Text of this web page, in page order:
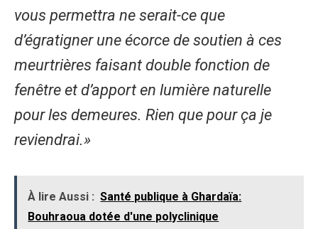
vous permettra ne serait-ce que
d’égratigner une écorce de soutien à ces
meurtrières faisant double fonction de
fenêtre et d’apport en lumière naturelle
pour les demeures. Rien que pour ça je
reviendrai.»
À lire Aussi : Santé publique à Ghardaïa:
Bouhraoua dotée d'une polyclinique